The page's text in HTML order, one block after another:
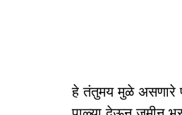
हे तंतुमय मुळे असणारे